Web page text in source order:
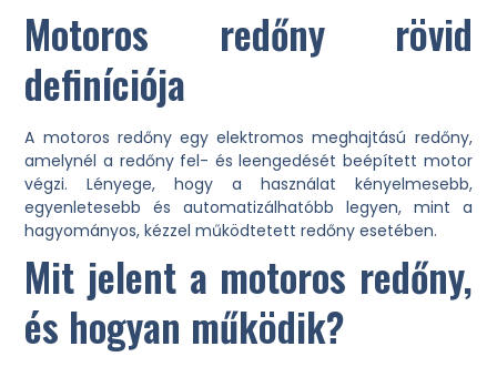
Motoros redőny rövid
definíciója
A motoros redőny egy elektromos meghajtású redőny,
amelynél a redőny fel- és leengedését beépített motor
végzi. Lényege, hogy a használat kényelmesebb,
egyenletesebb és automatizálhatóbb legyen, mint a
hagyományos, kézzel működtetett redőny esetében.
Mit jelent a motoros redőny,
és hogyan működik?